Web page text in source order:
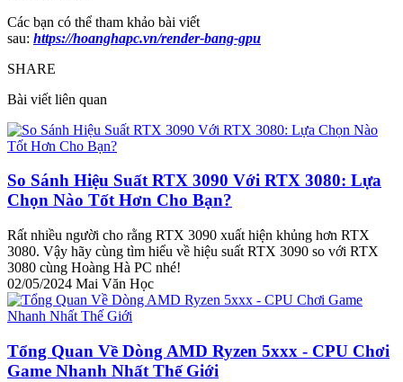
Các bạn có thể tham khảo bài viết
sau: https://hoanghapc.vn/render-bang-gpu
SHARE
Bài viết liên quan
So Sánh Hiệu Suất RTX 3090 Với RTX 3080: Lựa
Chọn Nào Tốt Hơn Cho Bạn?
Rất nhiều người cho rằng RTX 3090 xuất hiện khủng hơn RTX
3080. Vậy hãy cùng tìm hiểu về hiệu suất RTX 3090 so với RTX
3080 cùng Hoàng Hà PC nhé!
02/05/2024 Mai Văn Học
Tổng Quan Về Dòng AMD Ryzen 5xxx - CPU Chơi
Game Nhanh Nhất Thế Giới